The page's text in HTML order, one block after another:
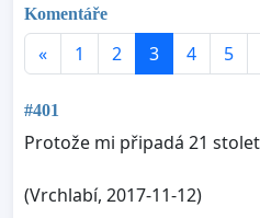
Komentáře
« 1 2 3 4 5
#401
Protože mi připadá 21
(Vrchlabí, 2017-11-12)